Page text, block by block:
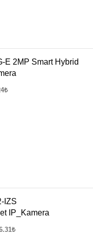
E 2MP Smart Hybrid
₺
IZS
IP_Kamera
₺